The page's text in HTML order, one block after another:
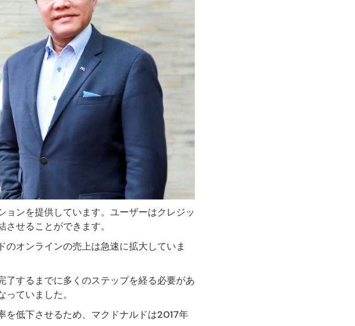
ンを提供しています。ユーザーはクレジッ
せることができます。
オンラインの売上は急速に拡大していま
了するまでに多くのステップを経る必要があ
ていました。
を低下させるため、マクドナルドは2017年